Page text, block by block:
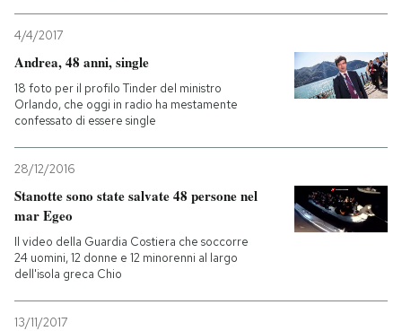
I MIEI PREFERITI
SHOP
AREA PERSONALE
Entra
4/4/2017
Andrea, 48 anni, single
18 foto per il profilo Tinder del ministro
Orlando, che oggi in radio ha mestamente
confessato di essere single
28/12/2016
Stanotte sono state salvate 48 persone nel
mar Egeo
Il video della Guardia Costiera che soccorre
24 uomini, 12 donne e 12 minorenni al largo
dell'isola greca Chio
13/11/2017